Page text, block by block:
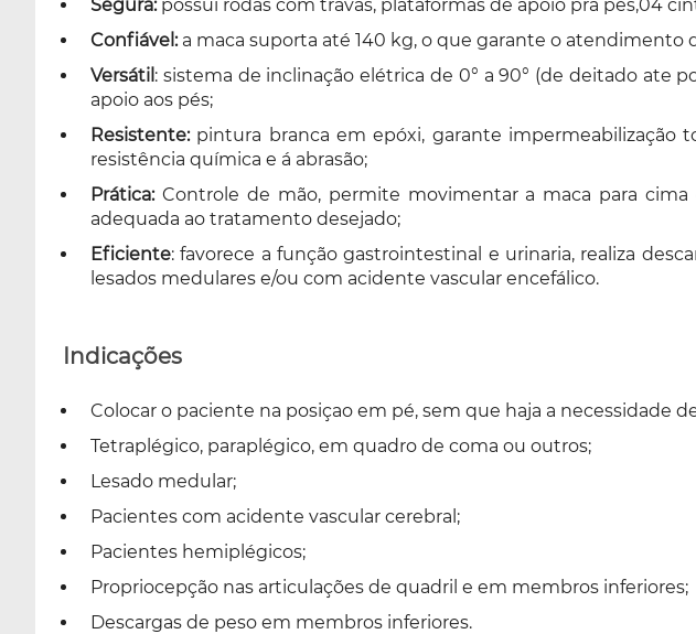
Segura: possui rodas com travas, plataformas de apoio pra pés,04
Confiável: a maca suporta até 140 kg, o que garante o atendimento
Versátil : sistema de inclinação elétrica de 0° a 90° (de deitado ate
apoio aos pés;
Resistente: pintura branca em epóxi, garante impermeabilização
resistência química e á abrasão;
Prática:Controle de mão, permite movimentar a maca para
adequada ao tratamento desejado;
Eficiente: favorece a função gastrointestinal e urinaria, realiza
lesados medulares e/ou com acidente vascular encefálico.
Indicações
Colocar o paciente na posiçao em pé, sem que haja a necessidade
Tetraplégico, paraplégico, em quadro de coma ou outros;
Lesado medular;
Pacientes com acidente vascular cerebral;
Pacientes hemiplégicos;
Propriocepção nas articulações de quadril e em membros inferiores;
Descargas de peso em membros inferiores.